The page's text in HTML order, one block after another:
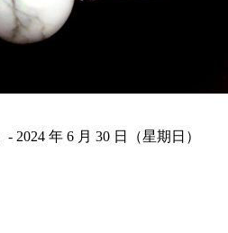
2024 年 6 月 30 日（星期日）